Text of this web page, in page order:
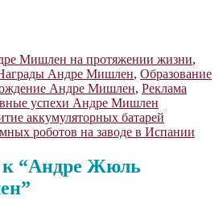
Мишлен на протяжении жизни,
Андре Мишлен, Образование
Андре Мишлен, Реклама
успехи Андре Мишлен
аккумуляторных батарей
роботов на заводе в Испании
“Андре Жюль
”